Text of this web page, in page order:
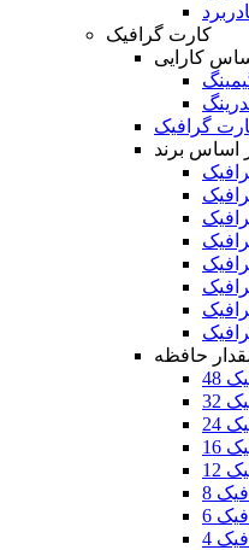
کارت گرافیک
کارایی
گرافیک
اساس برند
حافظه